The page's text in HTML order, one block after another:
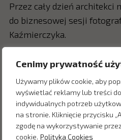
Cenimy prywatność
Używamy plików cookie, aby
wyświetlać reklamy lub treści
indywidualnych potrzeb
na stronie. Kliknięcie przycisku
zgodę na wykorzystywanie
cookie. Polityka Cookies
Przez cały dzień architekci
do biznesowej sesji
Kaźmierczyka.
Podczas dyskusji
i odpowiedzialność
przez OKK! PR dowiedzieli
z mediami, współczesnych
w architekturze,
i zrównoważonym